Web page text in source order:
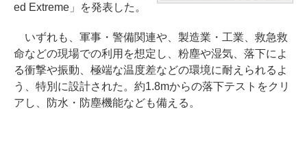
ed Extreme」を発表した。
いずれも、軍事・警備関連や、製造業・工業、救急救
命などの現場での利用を想定し、粉塵や湿気、落下によ
る衝撃や振動、極端な温度差などの環境に耐えられるよ
う、特別に設計された。約1.8mからの落下テストをクリ
アし、防水・防塵機能なども備える。